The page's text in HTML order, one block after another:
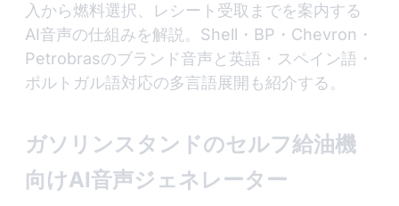
入から燃料選択、レシート受取までを案内する
AI音声の仕組みを解説。Shell・BP・Chevron・
Petrobrasのブランド音声と英語・スペイン語・
ポルトガル語対応の多言語展開も紹介する。
ガソリンスタンドのセルフ給油機
向けAI音声ジェネレーター